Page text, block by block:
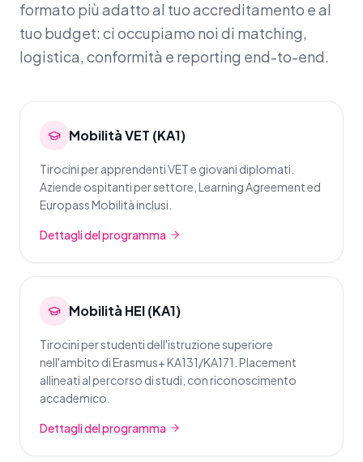
formato più adatto al tuo accreditamento e al
tuo budget: ci occupiamo noi di matching,
logistica, conformità e reporting end-to-end.
Mobilità VET (KA1)
Tirocini per apprendenti VET e giovani diplomati.
Aziende ospitanti per settore, Learning Agreement ed
Europass Mobilità inclusi.
Dettagli del programma
Mobilità HEI (KA1)
Tirocini per studenti dell'istruzione superiore
nell'ambito di Erasmus+ KA131/KA171. Placement
allineati al percorso di studi, con riconoscimento
accademico.
Dettagli del programma